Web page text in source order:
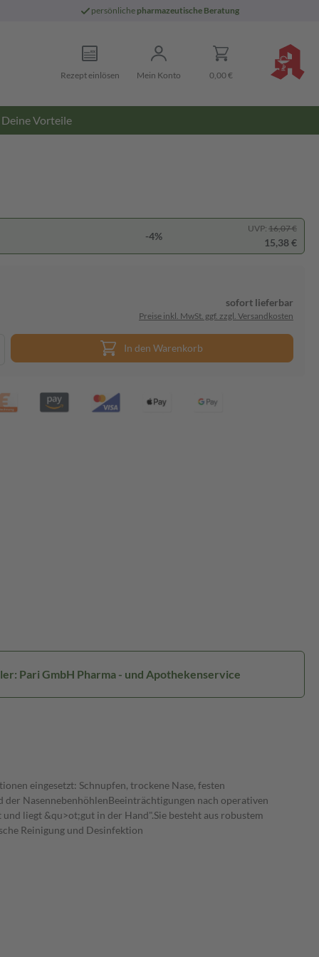
persönliche pharmazeutische Beratung
Rezept einlösen Mein Konto 0,00 €
Deine Vorteile
-4%
UVP: 16,07 €
15,38 €
sofort lieferbar
Preise inkl. MwSt. ggf. zzgl. Versandkosten
In den Warenkorb
Pari GmbH Pharma - und Apothekenservice
eingesetzt: Schnupfen, trockene Nase, festen
NasennebenhöhlenBeeinträchtigungen nach operativen
liegt &qu>ot;gut in der Hand".Sie besteht aus robustem
Reinigung und Desinfektion